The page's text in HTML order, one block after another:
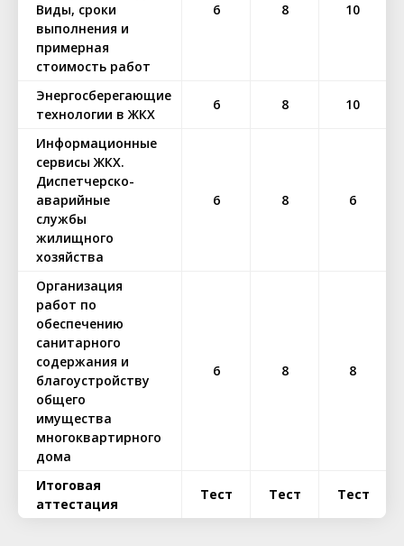
Виды, сроки
выполнения и
примерная
стоимость работ
6 8 10
Энергосберегающие
технологии в ЖКХ
6 8 10
Информационные
сервисы ЖКХ.
Диспетчерско-
аварийные
службы
жилищного
хозяйства
6 8 6
Организация
работ по
обеспечению
санитарного
содержания и
благоустройству
общего
имущества
многоквартирного
дома
6 8 8
Итоговая
аттестация
Тест Тест Тест